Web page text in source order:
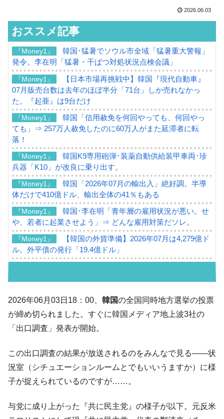
2026.06.03
おススメ記事
『Money1』
韓国･猛暑でソウル市全域「猛暑重大警報」
発令。李在明「猛暑・干ばつ対処状況点検会議」
『Money1』
【日本市場再挑戦中】韓国『現代自動車』
07月販売台数は去年のほぼ半分「71台」しか売れなかっ
た。『起亜』は9台だけ
『Money1』
韓国「信用赦免を何回やっても、何回やっ
ても」⇒ 257万人赦免したのに60万人がまた延滞者に転
落！
『Money1』
韓国K9専用砲弾･装薬自動供給装甲車両･珍
兵器「K10」が改良に乗り出す。
『Money1』
韓国「2026年07月の輸出入」絶好調。半導
体だけで410億ドル、輸出全体の41％もある
『Money1』
韓国･李在明「青年層の雇用状況が悪い。せ
や、若者に起業させよう」⇒ どんな雇用対策だソレ。
『Money1』
【韓国の外貨準備】2026年07月は4,279億ド
ル。外平債の発行「19.4億ドル」
韓国･李在明さっそく不動産対策で浅薄な発
言。
だ。
『Money1』
『韓国銀行』が「金の保有量を増やしま
す」⇒「金を経由するドル入手」手段ではないのか？
『Money1』
韓国･外為取引量「1日当たり1,214.4億ド
ル」まで拡大 ⇒ 海外資金の動きに強く左右される状態
『Money1』
韓国･帰ってきた李在明。李在明を支持しな
い「50.5％」に上昇
2026年06月03日18：00、 韓国の全国同時地方選挙の投票
が締め切られました。すぐに韓国メディア地上波3社の
「出口調査」発表が開始。
この出口調査の結果が放送されるのをみんなで見る――状
況室（シチュエーションルームとでもいいうますか）に様
子が捉えられているのですが……。
与党に成り上がった『共に民主党』の様子が以下。元反米